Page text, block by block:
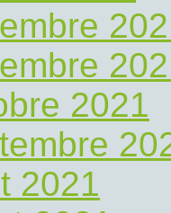
2021
2021